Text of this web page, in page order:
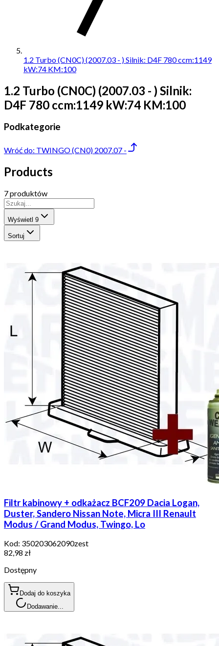
1.2 Turbo (CN0C) (2007.03 - ) Silnik: D4F 780 ccm:1149
kW:74 KM:100
1.2 Turbo (CN0C) (2007.03 - ) Silnik:
D4F 780 ccm:1149 kW:74 KM:100
Podkategorie
Wróć do: TWINGO (CN0) 2007.07 -
Products
7 produktów
Wyświetl 9
Sortuj
Filtr kabinowy + odkażacz BCF209 Dacia Logan,
Duster, Sandero Nissan Note, Micra III Renault
Modus / Grand Modus, Twingo, Lo
Kod: 350203062090zest
82,98 zł
Dostępny
Dodaj do koszyka
Dodawanie...